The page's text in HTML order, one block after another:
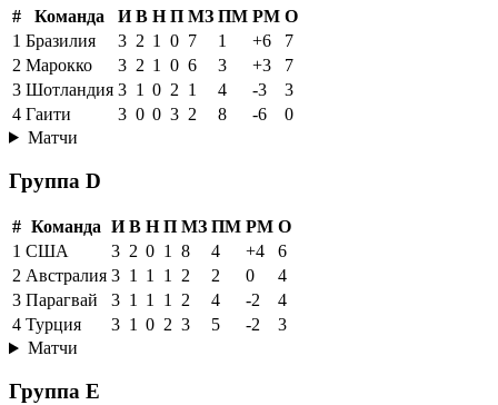
# Команда И В Н П МЗ ПМ РМ О
1 Бразилия 3 2 1 0 7 1 +6
7
2 Марокко 3 2 1 0 6 3 +3
7
3 Шотландия 3 1 0 2 1 4 -3
3
4 Гаити 3 0 0 3 2 8 -6
0
Матчи
Группа D
# Команда И В Н П МЗ ПМ РМ О
1 США 3 2 0 1 8 4 +4
6
2 Австралия 3 1 1 1 2 2 0
4
3 Парагвай 3 1 1 1 2 4 -2
4
4 Турция 3 1 0 2 3 5 -2
3
Матчи
Группа E